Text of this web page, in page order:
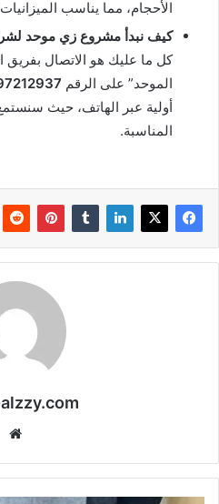
الأحجام، مما يناسب
كيف نبدأ مشروع زي موحد
كل ما عليك هو الاتصال بفريق
الموحد” على الرقم
أولية عبر الهاتف، حيث
المناسبة.